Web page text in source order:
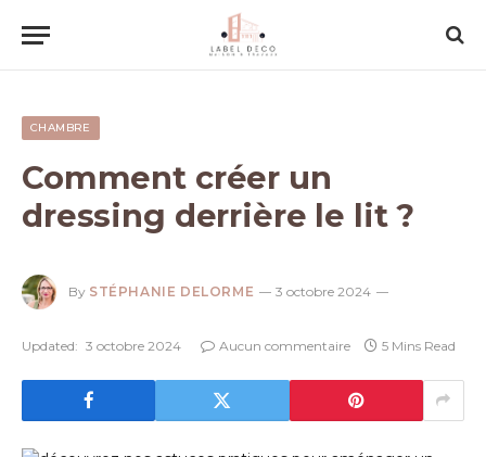
CHAMBRE
Comment créer un
dressing derrière le lit ?
By STÉPHANIE DELORME 3 octobre 2024
Updated: 3 octobre 2024 Aucun commentaire 5 Mins Read